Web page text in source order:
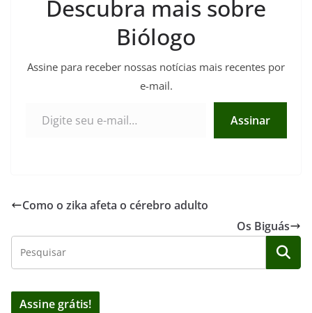
Descubra mais sobre
Biólogo
Assine para receber nossas notícias mais recentes por
e-mail.
Assinar
Como o zika afeta o cérebro adulto
Os Biguás
Assine grátis!